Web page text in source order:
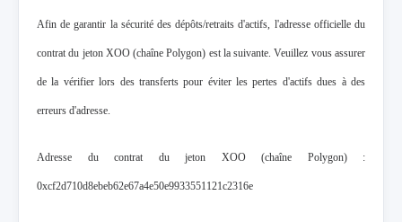
Afin de garantir la sécurité des dépôts/retraits d'actifs, l'adresse officielle du
contrat du jeton XOO (chaîne Polygon) est la suivante. Veuillez vous assurer
de la vérifier lors des transferts pour éviter les pertes d'actifs dues à des
erreurs d'adresse.
Adresse du contrat du jeton XOO (chaîne Polygon) :
0xcf2d710d8ebeb62e67a4e50e9933551121c2316e